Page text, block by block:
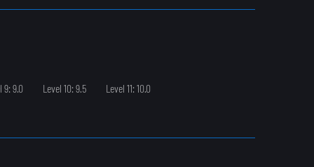
9: 9.0 Level 10: 9.5
Level 11: 10.0